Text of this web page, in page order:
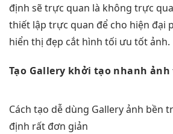
định sẽtrực quan là không trực
thiết lập trực quan để cho hiện đại
hiển thị đẹp cắt hình tối ưu tốtảnh.
Tạo Gallery khởi tạo nhanh ảnh
Cách tạo dễ dùng Gallery ảnh bền
định rất đơn giản